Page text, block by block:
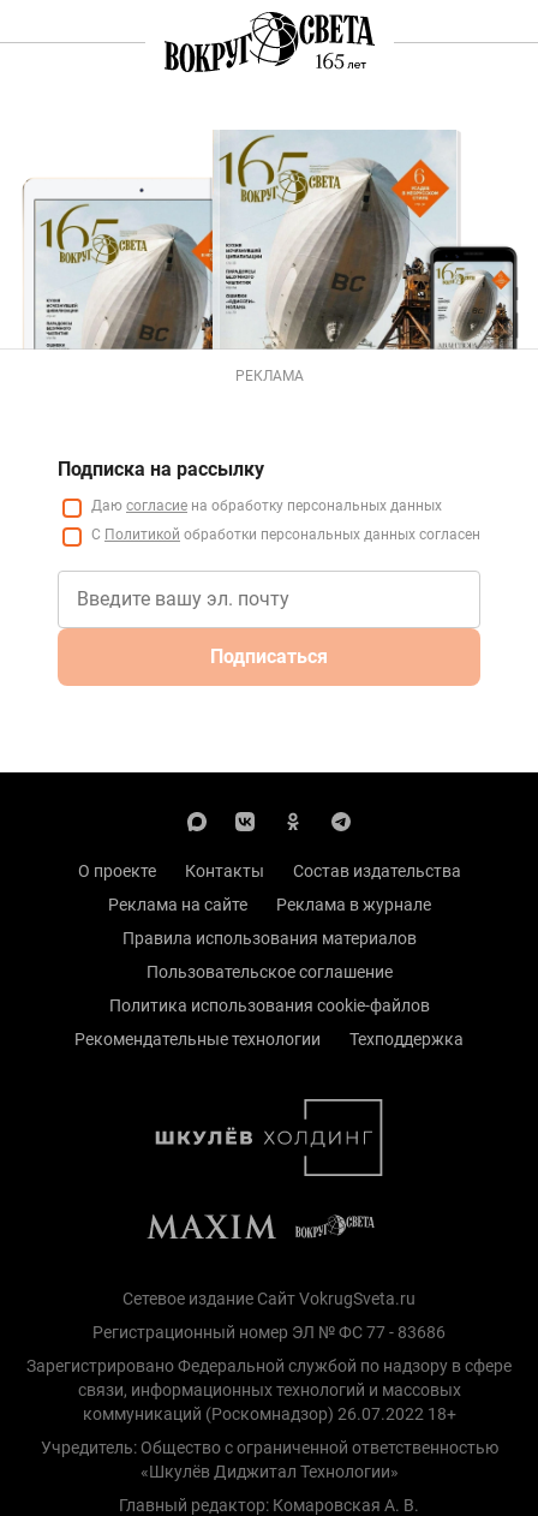
РЕКЛАМА
Подписка на рассылку
Даю согласие на обработку персональных данных
С Политикой обработки персональных данных согласен
Подписаться
О проекте Контакты
Состав издательства
Реклама на сайте
Реклама в журнале
Правила использования материалов
Пользовательское соглашение
Политика использования cookie-файлов
Рекомендательные технологии
Техподдержка
Сетевое издание Сайт VokrugSveta.ru
Регистрационный номер ЭЛ № ФС 77 - 83686
Зарегистрировано Федеральной службой по надзору в сфере
связи, информационных технологий и массовых
коммуникаций (Роскомнадзор) 26.07.2022 18+
Учредитель: Общество с ограниченной ответственностью
«Шкулёв Диджитал Технологии»
Главный редактор: Комаровская А. В.